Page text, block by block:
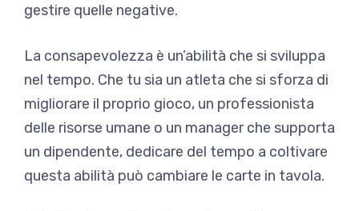
gestire quelle negative.
La consapevolezza è un’abilità che si sviluppa
nel tempo. Che tu sia un atleta che si sforza di
migliorare il proprio gioco, un professionista
delle risorse umane o un manager che supporta
un dipendente, dedicare del tempo a coltivare
questa abilità può cambiare le carte in tavola.